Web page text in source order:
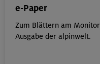
e-Paper
Zum Blättern am
Ausgabe der alpinwelt.